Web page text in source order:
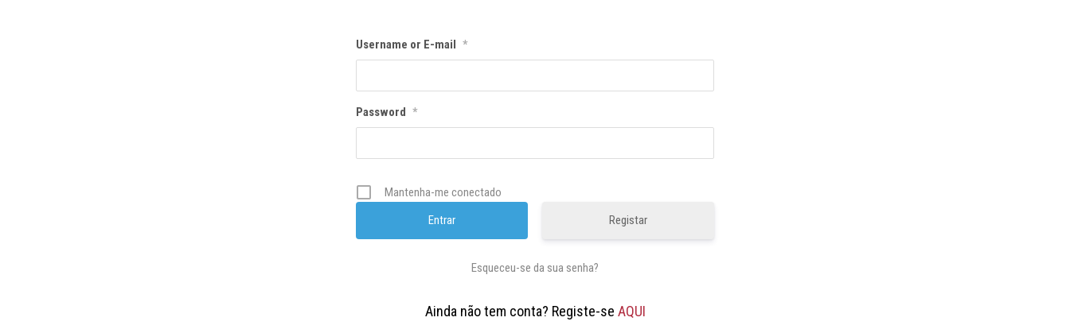
Username or E-mail *
Password *
Mantenha-me conectado
Registar
Esqueceu-se da sua senha?
Ainda não tem conta? Registe-se AQUI